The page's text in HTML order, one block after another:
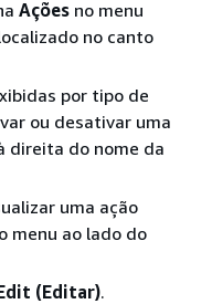
Ações no menu
no canto
por tipo de
ou desativar uma
direita do nome da
uma ação
menu ao lado do
(Editar).